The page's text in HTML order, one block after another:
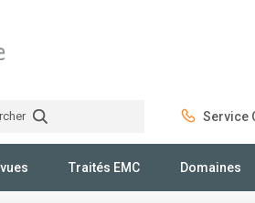
Service
Traités EMC Domaines